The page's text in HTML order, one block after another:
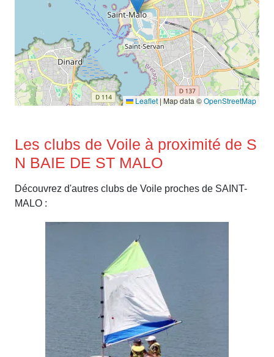
Leaflet |Map data ©OpenStreetMap
Les clubs de Voile à proximité de S
N BAIE DE ST MALO
Découvrez d'autres clubs de Voile proches de SAINT-
MALO :